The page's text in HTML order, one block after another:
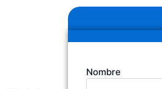
Tu
nombre
Nombre